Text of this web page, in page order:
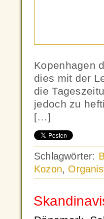
Kopenhagen
dies mit der
die
jedoch zu
[…]
Schlagwörter:
Kozon,